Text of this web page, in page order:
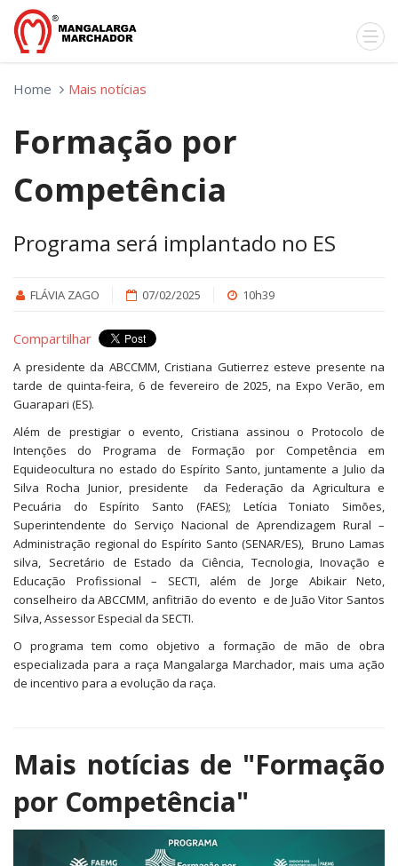
Home Mais notícias
Formação por
Competência
Programa será implantado no ES
FLÁVIA ZAGO 07/02/2025 10h39
Compartilhar
A presidente da ABCCMM, Cristiana Gutierrez esteve presente na
tarde de quinta-feira, 6 de fevereiro de 2025, na Expo Verão, em
Guarapari (ES).
Além de prestigiar o evento, Cristiana assinou o Protocolo de
Intenções do Programa de Formação por Competência em
Equideocultura no estado do Espírito Santo, juntamente a Julio da
Silva Rocha Junior, presidente da Federação da Agricultura e
Pecuária do Espírito Santo (FAES); Letícia Toniato Simões,
Superintendente do Serviço Nacional de Aprendizagem Rural –
Administração regional do Espírito Santo (SENAR/ES), Bruno Lamas
silva, Secretário de Estado da Ciência, Tecnologia, Inovação e
Educação Profissional – SECTI, além de Jorge Abikair Neto,
conselheiro da ABCCMM, anfitrião do evento e de Juão Vitor Santos
Silva, Assessor Especial da SECTI.
O programa tem como objetivo a formação de mão de obra
especializada para a raça Mangalarga Marchador, mais uma ação
de incentivo para a evolução da raça.
Mais notícias de "Formação
por Competência"